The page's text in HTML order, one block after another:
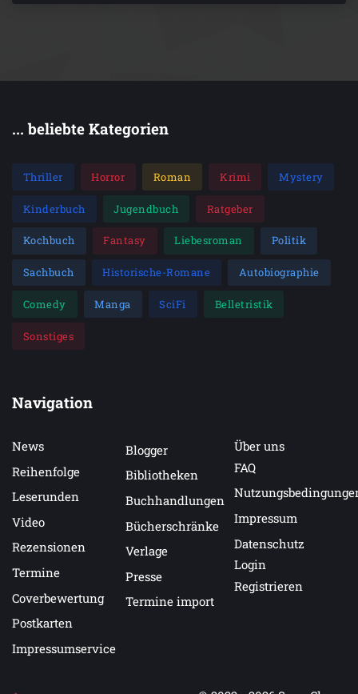
... beliebte Kategorien
Thriller Horror Roman Krimi Mystery
Kinderbuch Jugendbuch Ratgeber
Kochbuch Fantasy Liebesroman Politik
Sachbuch Historische-Romane Autobiographie
Comedy Manga SciFi Belletristik
Sonstiges
Navigation
News
Reihenfolge
Leserunden
Video
Rezensionen
Termine
Coverbewertung
Postkarten
Impressumservice
Blogger
Bibliotheken
Buchhandlungen
Bücherschränke
Verlage
Presse
Termine import
Über uns
FAQ
Impressum
Datenschutz
Login
Registrieren